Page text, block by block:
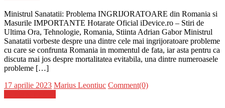
Ministrul Sanatatii: Problema INGRIJORATOARE din Romania si
Masurile IMPORTANTE Hotarate Oficial iDevice.ro – Stiri de
Ultima Ora, Tehnologie, Romania, Stiinta Adrian Gabor Ministrul
Sanatatii vorbeste despre una dintre cele mai ingrijoratoare probleme
cu care se confrunta Romania in momentul de fata, iar asta pentru ca
discuta mai jos despre mortalitatea evitabila, una dintre numeroasele
probleme […]
Posted
17 aprilie 2023 Author
Marius Leontiuc Comment(0)